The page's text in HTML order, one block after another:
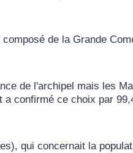
de la Grande
de l'archipel mais les
confirmé ce choix par
qui concernait la